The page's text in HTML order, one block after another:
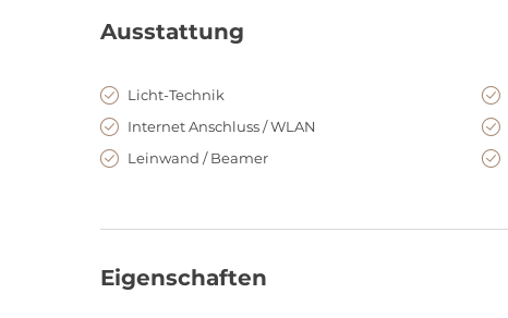
Ausstattung
Licht-Technik
Internet Anschluss / WLAN
Leinwand / Beamer
Eigenschaften